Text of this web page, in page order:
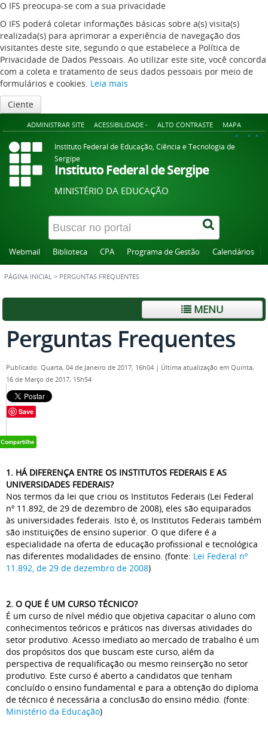
O IFS preocupa-se com a sua privacidade
O IFS poderá coletar informações básicas sobre a(s) visita(s)
realizada(s) para aprimorar a experiência de navegação dos
visitantes deste site, segundo o que estabelece a Política de
Privacidade de Dados Pessoais. Ao utilizar este site, você concorda
com a coleta e tratamento de seus dados pessoais por meio de
formulários e cookies. Leia mais
Ciente
ADMINISTRAR SITE ACESSIBILIDADE - ALTO CONTRASTE MAPA
A+ A A-
Instituto Federal de Educação, Ciência e Tecnologia de
Sergipe
Instituto Federal de Sergipe
MINISTÉRIO DA EDUCAÇÃO
Webmail Biblioteca CPA Programa de Gestão Calendários
PÁGINA INICIAL > PERGUNTAS FREQUENTES
MENU
Perguntas Frequentes
Publicado: Quarta, 04 de Janeiro de 2017, 16h04 | Última atualização em Quinta,
16 de Março de 2017, 15h54
Save
1. HÁ DIFERENÇA ENTRE OS INSTITUTOS FEDERAIS E AS
UNIVERSIDADES FEDERAIS?
Nos termos da lei que criou os Institutos Federais (Lei Federal
nº 11.892, de 29 de dezembro de 2008), eles são equiparados
às universidades federais. Isto é, os Institutos Federais também
são instituições de ensino superior. O que difere é a
especialidade na oferta de educação profissional e tecnológica
nas diferentes modalidades de ensino. (fonte: Lei Federal nº
11.892, de 29 de dezembro de 2008)
2. O QUE É UM CURSO TÉCNICO?
É um curso de nível médio que objetiva capacitar o aluno com
conhecimentos teóricos e práticos nas diversas atividades do
setor produtivo. Acesso imediato ao mercado de trabalho é um
dos propósitos dos que buscam este curso, além da
perspectiva de requalificação ou mesmo reinserção no setor
produtivo. Este curso é aberto a candidatos que tenham
concluído o ensino fundamental e para a obtenção do diploma
de técnico é necessária a conclusão do ensino médio. (fonte:
Ministério da Educação)